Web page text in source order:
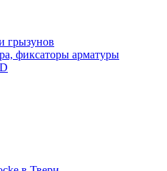
грызунов
фиксаторы арматуры